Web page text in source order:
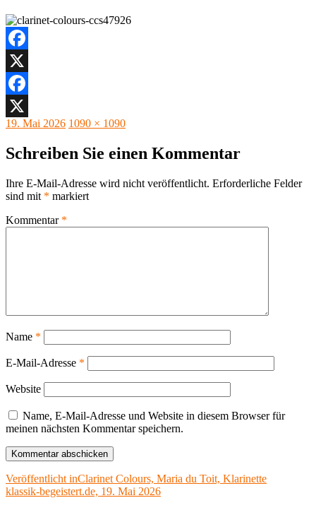
Facebook
X
Facebook
X
Veröffentlicht
19. Mai 2026 Originalgröße
1090 × 1090
Schreiben Sie einen Kommentar
Ihre E-Mail-Adresse wird nicht veröffentlicht. Erforderliche Felder
sind mit * markiert
Kommentar *
Name *
E-Mail-Adresse *
Website
Name, E-Mail-Adresse und Website in diesem Browser für
meinen nächsten Kommentar speichern.
Beitragsnavigation
Veröffentlicht inClarinet Colours, Maria du Toit, Klarinette
klassik-begeistert.de, 19. Mai 2026